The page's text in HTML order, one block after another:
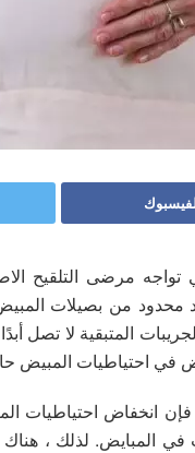
محدود من بصيلات
المتبقية لا تصل
انخفاض احتياطيات
في المبايض. لذلك ،